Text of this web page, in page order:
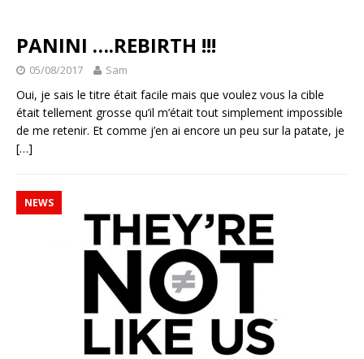
PANINI ….REBIRTH !!!
05/08/2017 Sam
Oui, je sais le titre était facile mais que voulez vous la cible
était tellement grosse qu’il m’était tout simplement impossible
de me retenir. Et comme j’en ai encore un peu sur la patate, je
[…]
NEWS